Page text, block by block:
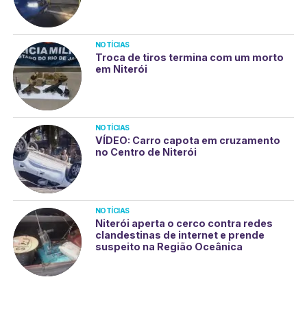
NOTÍCIAS
Troca de tiros termina com um morto
em Niterói
NOTÍCIAS
VÍDEO: Carro capota em cruzamento
no Centro de Niterói
NOTÍCIAS
Niterói aperta o cerco contra redes
clandestinas de internet e prende
suspeito na Região Oceânica